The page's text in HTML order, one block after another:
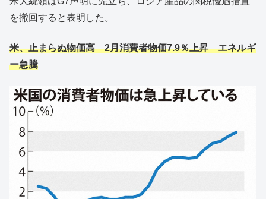
を撤回すると表明した。
米、止まらぬ物価高 2月消費者物価7.9％上昇 エネルギ
ー急騰